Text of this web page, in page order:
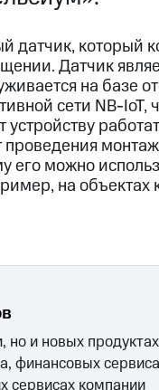
который
Датчик
на базе
сети NB-
проведения
его можно
на объектах
но и новых
финансовых